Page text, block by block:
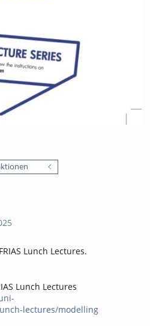
Lunch Lectures.
Lunch Lectures
lectures/modelling